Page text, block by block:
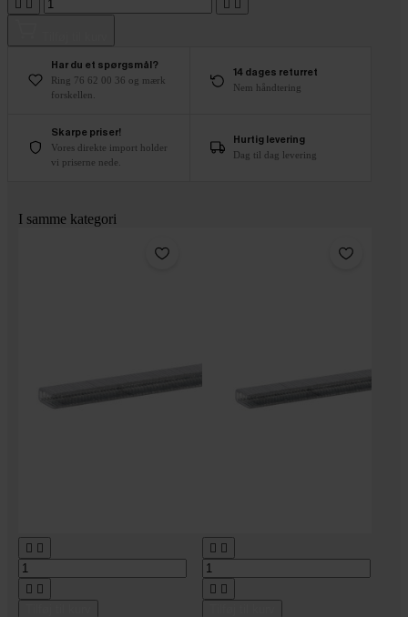
Har du et spørgsmål?
Ring 76 62 00 36 og mærk
forskellen.
14 dages returret
Nem håndtering
Skarpe priser!
Vores direkte import holder
vi priserne nede.
Hurtig levering
Dag til dag levering
I samme kategori
 
 
 
 